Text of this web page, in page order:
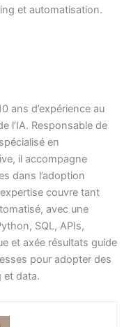
et automatisation.
ans d’expérience au
l’IA. Responsable de
en
il accompagne
dans l’adoption
couvre tant
avec une
SQL, APIs,
et axée résultats guide
pour adopter des
et data.